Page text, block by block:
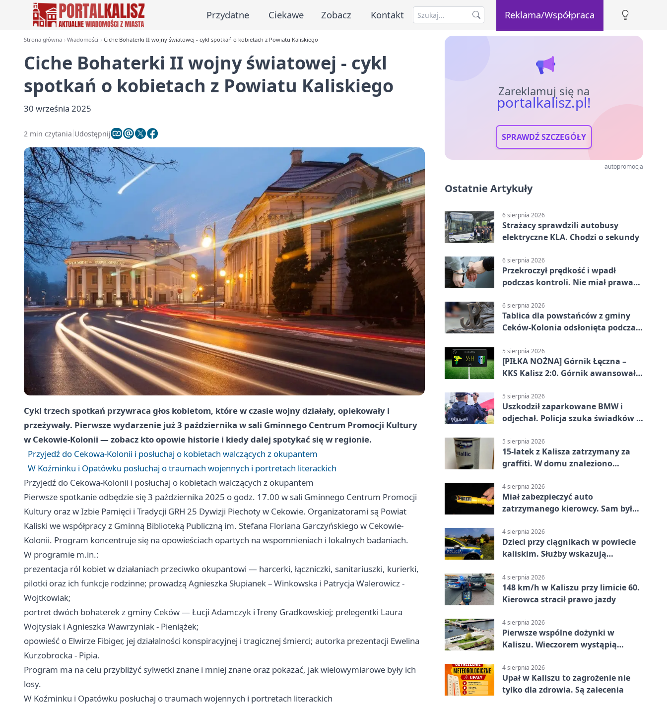
Przydatne Ciekawe Zobacz Kontakt Reklama/Współpraca
Strona główna Wiadomości Ciche Bohaterki II wojny światowej - cykl spotkań o kobietach z Powiatu Kaliskiego
Ciche Bohaterki II wojny światowej - cykl
spotkań o kobietach z Powiatu Kaliskiego
30 września 2025
2 min czytania Udostępnij
Cykl trzech spotkań przywraca głos kobietom, które w czasie wojny działały, opiekowały i
przeżywały. Pierwsze wydarzenie już 3 października w sali Gminnego Centrum Promocji Kultury
w Cekowie-Kolonii — zobacz kto opowie historie i kiedy dalej spotykać się w regionie.
Przyjedź do Cekowa-Kolonii i posłuchaj o kobietach walczących z okupantem
W Koźminku i Opatówku posłuchaj o traumach wojennych i portretach literackich
Przyjedź do Cekowa-Kolonii i posłuchaj o kobietach walczących z okupantem
Pierwsze spotkanie odbędzie się 3 października 2025 o godz. 17.00 w sali Gminnego Centrum Promocji
Kultury oraz w Izbie Pamięci i Tradycji GRH 25 Dywizji Piechoty w Cekowie. Organizatorami są Powiat
Kaliski we współpracy z Gminną Biblioteką Publiczną im. Stefana Floriana Garczyńskiego w Cekowie-
Kolonii. Program koncentruje się na opowieściach opartych na wspomnieniach i lokalnych badaniach.
W programie m.in.:
prezentacja ról kobiet w działaniach przeciwko okupantowi — harcerki, łączniczki, sanitariuszki, kurierki,
pilotki oraz ich funkcje rodzinne; prowadzą Agnieszka Słupianek – Winkowska i Patrycja Walerowicz -
Wojtkowiak;
portret dwóch bohaterek z gminy Ceków — Łucji Adamczyk i Ireny Gradkowskiej; prelegentki Laura
Wojtysiak i Agnieszka Wawrzyniak - Pieniążek;
opowieść o Elwirze Fibiger, jej działalności konspiracyjnej i tragicznej śmierci; autorka prezentacji Ewelina
Kurzobrocka - Pipia.
Program ma na celu przybliżyć sylwetki znane i mniej znane oraz pokazać, jak wielowymiarowe były ich
losy.
W Koźminku i Opatówku posłuchaj o traumach wojennych i portretach literackich
Zareklamuj się na
portalkalisz.pl!
SPRAWDŹ SZCZEGÓŁY
autopromocja
Ostatnie Artykuły
6 sierpnia 2026
Strażacy sprawdzili autobusy
elektryczne KLA. Chodzi o sekundy
6 sierpnia 2026
Przekroczył prędkość i wpadł
podczas kontroli. Nie miał prawa
6 sierpnia 2026
Tablica dla powstańców z gminy
Ceków-Kolonia odsłonięta podczas
5 sierpnia 2026
[PIŁKA NOŻNA] Górnik Łęczna –
KKS Kalisz 2:0. Górnik awansował
5 sierpnia 2026
Uszkodził zaparkowane BMW i
odjechał. Policja szuka świadków w
5 sierpnia 2026
15-latek z Kalisza zatrzymany za
graffiti. W domu znaleziono
4 sierpnia 2026
Miał zabezpieczyć auto
zatrzymanego kierowcy. Sam był
4 sierpnia 2026
Dzieci przy ciągnikach w powiecie
kaliskim. Służby wskazują
4 sierpnia 2026
148 km/h w Kaliszu przy limicie 60.
Kierowca stracił prawo jazdy
4 sierpnia 2026
Pierwsze wspólne dożynki w
Kaliszu. Wieczorem wystąpią
4 sierpnia 2026
Upał w Kaliszu to zagrożenie nie
tylko dla zdrowia. Są zalecenia